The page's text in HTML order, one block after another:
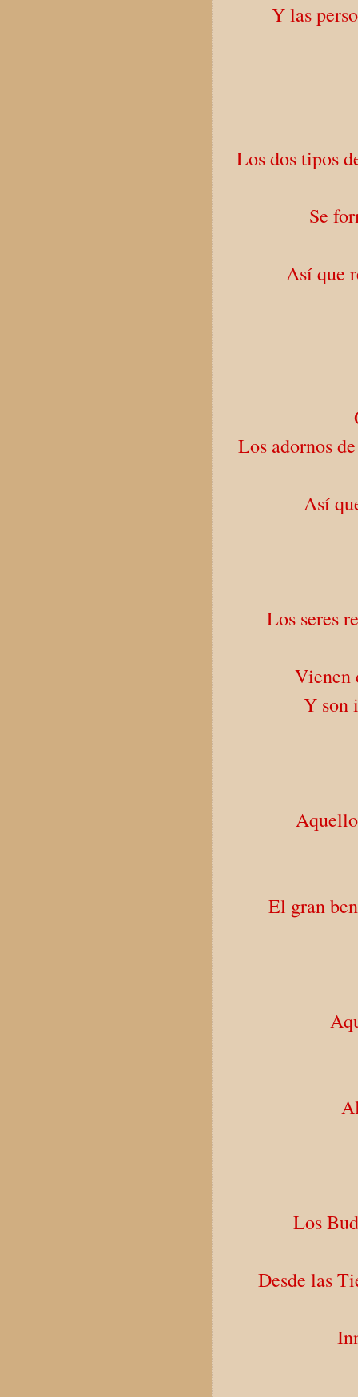
Y las
Los dos tipos
Se
Así que
Los adornos
Así
Los seres
Vienen
Y son
El gran
Los
Desde las